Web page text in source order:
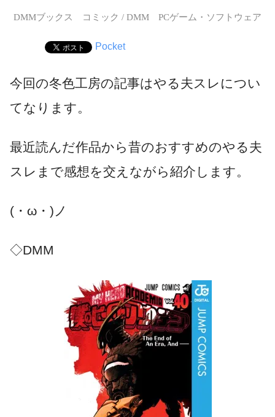
DMMブックス コミック / DMM PCゲーム・ソフトウェア
Pocket
今回の冬色工房の記事はやる夫スレについ
てなります。
最近読んだ作品から昔のおすすめのやる夫
スレまで感想を交えながら紹介します。
(・ω・)ノ
◇DMM